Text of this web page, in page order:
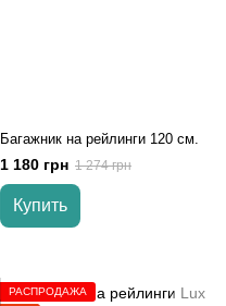
Багажник на рейлинги 120 см.
1 180 грн 1 274 грн
Купить
РАСПРОДАЖА